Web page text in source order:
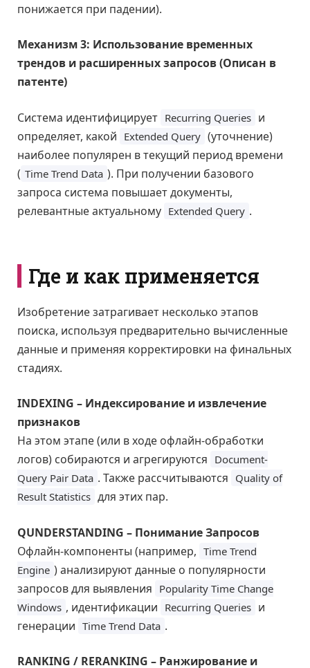
понижается при падении).
Механизм 3: Использование временных
трендов и расширенных запросов (Описан в
патенте)
Система идентифицирует Recurring Queries и
определяет, какой Extended Query (уточнение)
наиболее популярен в текущий период времени
( Time Trend Data ). При получении базового
запроса система повышает документы,
релевантные актуальному Extended Query .
Где и как применяется
Изобретение затрагивает несколько этапов
поиска, используя предварительно вычисленные
данные и применяя корректировки на финальных
стадиях.
INDEXING – Индексирование и извлечение
признаков
На этом этапе (или в ходе офлайн-обработки
логов) собираются и агрегируются Document-
Query Pair Data . Также рассчитываются Quality of
Result Statistics для этих пар.
QUNDERSTANDING – Понимание Запросов
Офлайн-компоненты (например, Time Trend
Engine ) анализируют данные о популярности
запросов для выявления Popularity Time Change
Windows , идентификации Recurring Queries и
генерации Time Trend Data .
RANKING / RERANKING – Ранжирование и